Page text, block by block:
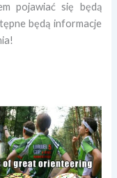
pojawiać się będą
będą informacje